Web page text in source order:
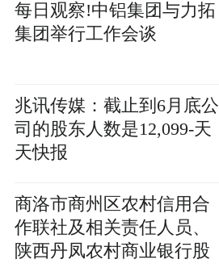
每日观察!中铝集团与力拓
集团举行工作会谈
兆讯传媒：截止到6月底公
司的股东人数是12,099-天
天快报
商洛市商州区农村信用合
作联社及相关责任人员、
陕西丹凤农村商业银行股